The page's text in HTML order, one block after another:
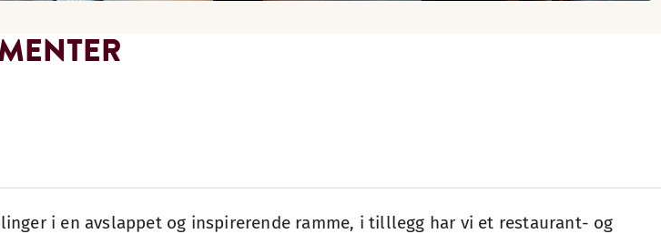
i en avslappet og inspirerende ramme, i tilllegg har vi et restaurant- og